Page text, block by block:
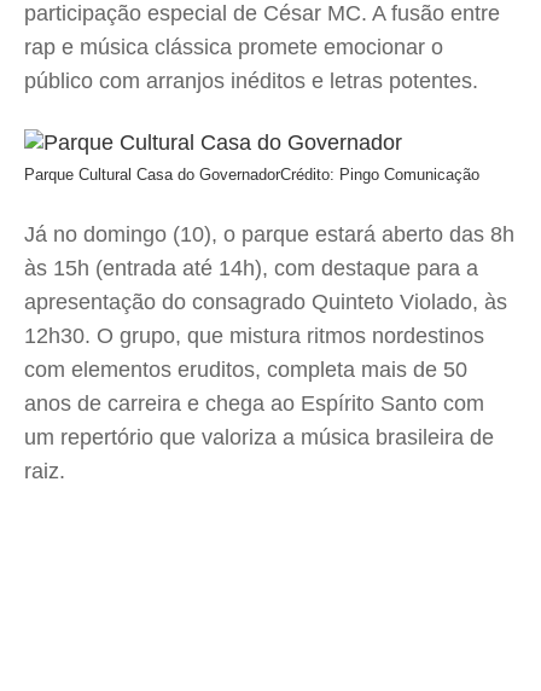
participação especial de César MC. A fusão entre
rap e música clássica promete emocionar o
público com arranjos inéditos e letras potentes.
Parque Cultural Casa do GovernadorCrédito: Pingo Comunicação
Já no domingo (10), o parque estará aberto das 8h
às 15h (entrada até 14h), com destaque para a
apresentação do consagrado Quinteto Violado, às
12h30. O grupo, que mistura ritmos nordestinos
com elementos eruditos, completa mais de 50
anos de carreira e chega ao Espírito Santo com
um repertório que valoriza a música brasileira de
raiz.